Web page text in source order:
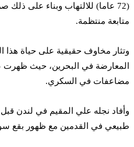
(72 عاما) للالتهاب وبناء على ذلك
متابعة منتظمة.
وتثار مخاوف حقيقية على حياة هذا
المعارضة في البحرين، حيث ظهرت
مضاعفات في السكري.
وأفاد نجله علي المقيم في لندن قبل
طبيعي في القدمين مع ظهور بقع